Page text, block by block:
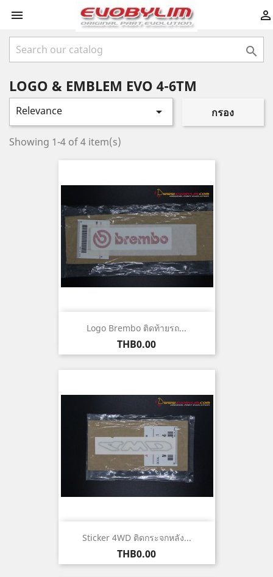
 

LOGO & EMBLEM EVO 4-6TM
Relevance  กรอง
Showing 1-4 of 4 item(s)
Logo Brembo ติดท้ายรถ...
ราคา
THB0.00
Sticker 4WD ติดกระจกหลัง...
ราคา
THB0.00